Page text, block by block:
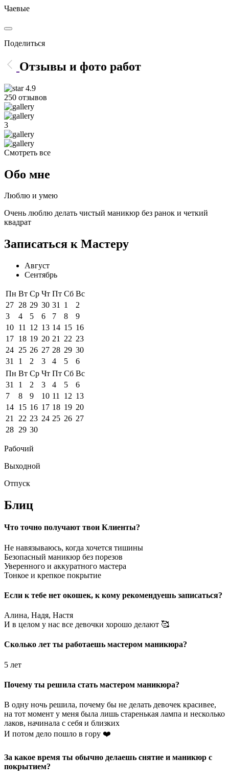
Чаевые
Поделиться
Отзывы и фото работ
4.9
250 отзывов
3
Смотреть все
Обо мне
Люблю и умею
Очень люблю делать чистый маникюр без ранок и четкий
квадрат
Записаться к Мастеру
Август
Сентябрь
Пн Вт Ср Чт Пт Сб Вс
27 28 29 30 31 1
2
3
4 5 6 7 8
9
10 11 12 13 14 15 16
17 18 19 20 21 22 23
24 25 26 27 28 29 30
31
1 2 3 4 5
6
Пн Вт Ср Чт Пт Сб Вс
31
1 2 3 4 5
6
7
8 9 10 11 12 13
14 15 16 17 18 19 20
21
22 23 24 25 26 27
28 29 30
Рабочий
Выходной
Отпуск
Блиц
Что точно получают твои Клиенты?
Не навязываюсь, когда хочется тишины
Безопасный маникюр без порезов
Уверенного и аккуратного мастера
Тонкое и крепкое покрытие
Если к тебе нет окошек, к кому рекомендуешь записаться?
Алина, Надя, Настя
И в целом у нас все девочки хорошо делают 🥰
Сколько лет ты работаешь мастером маникюра?
5 лет
Почему ты решила стать мастером маникюра?
В одну ночь решила, почему бы не делать девочек красивее,
на тот момент у меня была лишь старенькая лампа и несколько
лаков, начинала с себя и близких
И потом дело пошло в гору ❤️
За какое время ты обычно делаешь снятие и маникюр с
покрытием?